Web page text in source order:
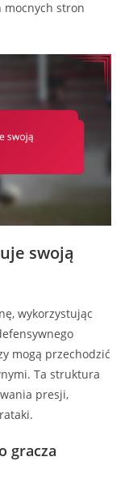
mocnych stron
swoją
wykorzystując
mogą przechodzić
Ta struktura
presji,
gracza